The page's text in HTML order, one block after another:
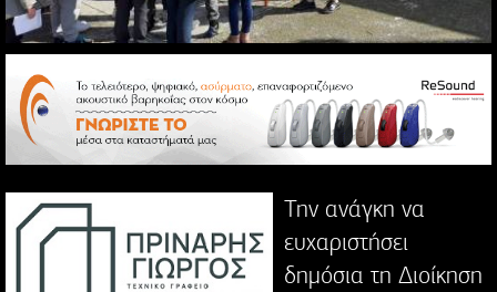
Την ανάγκη να
ευχαριστήσει
δημόσια τη Διοίκηση